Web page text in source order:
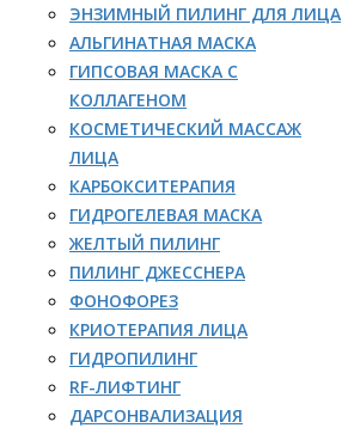
ЭНЗИМНЫЙ ПИЛИНГ ДЛЯ ЛИЦА
АЛЬГИНАТНАЯ МАСКА
ГИПСОВАЯ МАСКА С
КОЛЛАГЕНОМ
КОСМЕТИЧЕСКИЙ МАССАЖ
ЛИЦА
КАРБОКСИТЕРАПИЯ
ГИДРОГЕЛЕВАЯ МАСКА
ЖЕЛТЫЙ ПИЛИНГ
ПИЛИНГ ДЖЕССНЕРА
ФОНОФОРЕЗ
КРИОТЕРАПИЯ ЛИЦА
ГИДРОПИЛИНГ
RF-ЛИФТИНГ
ДАРСОНВАЛИЗАЦИЯ